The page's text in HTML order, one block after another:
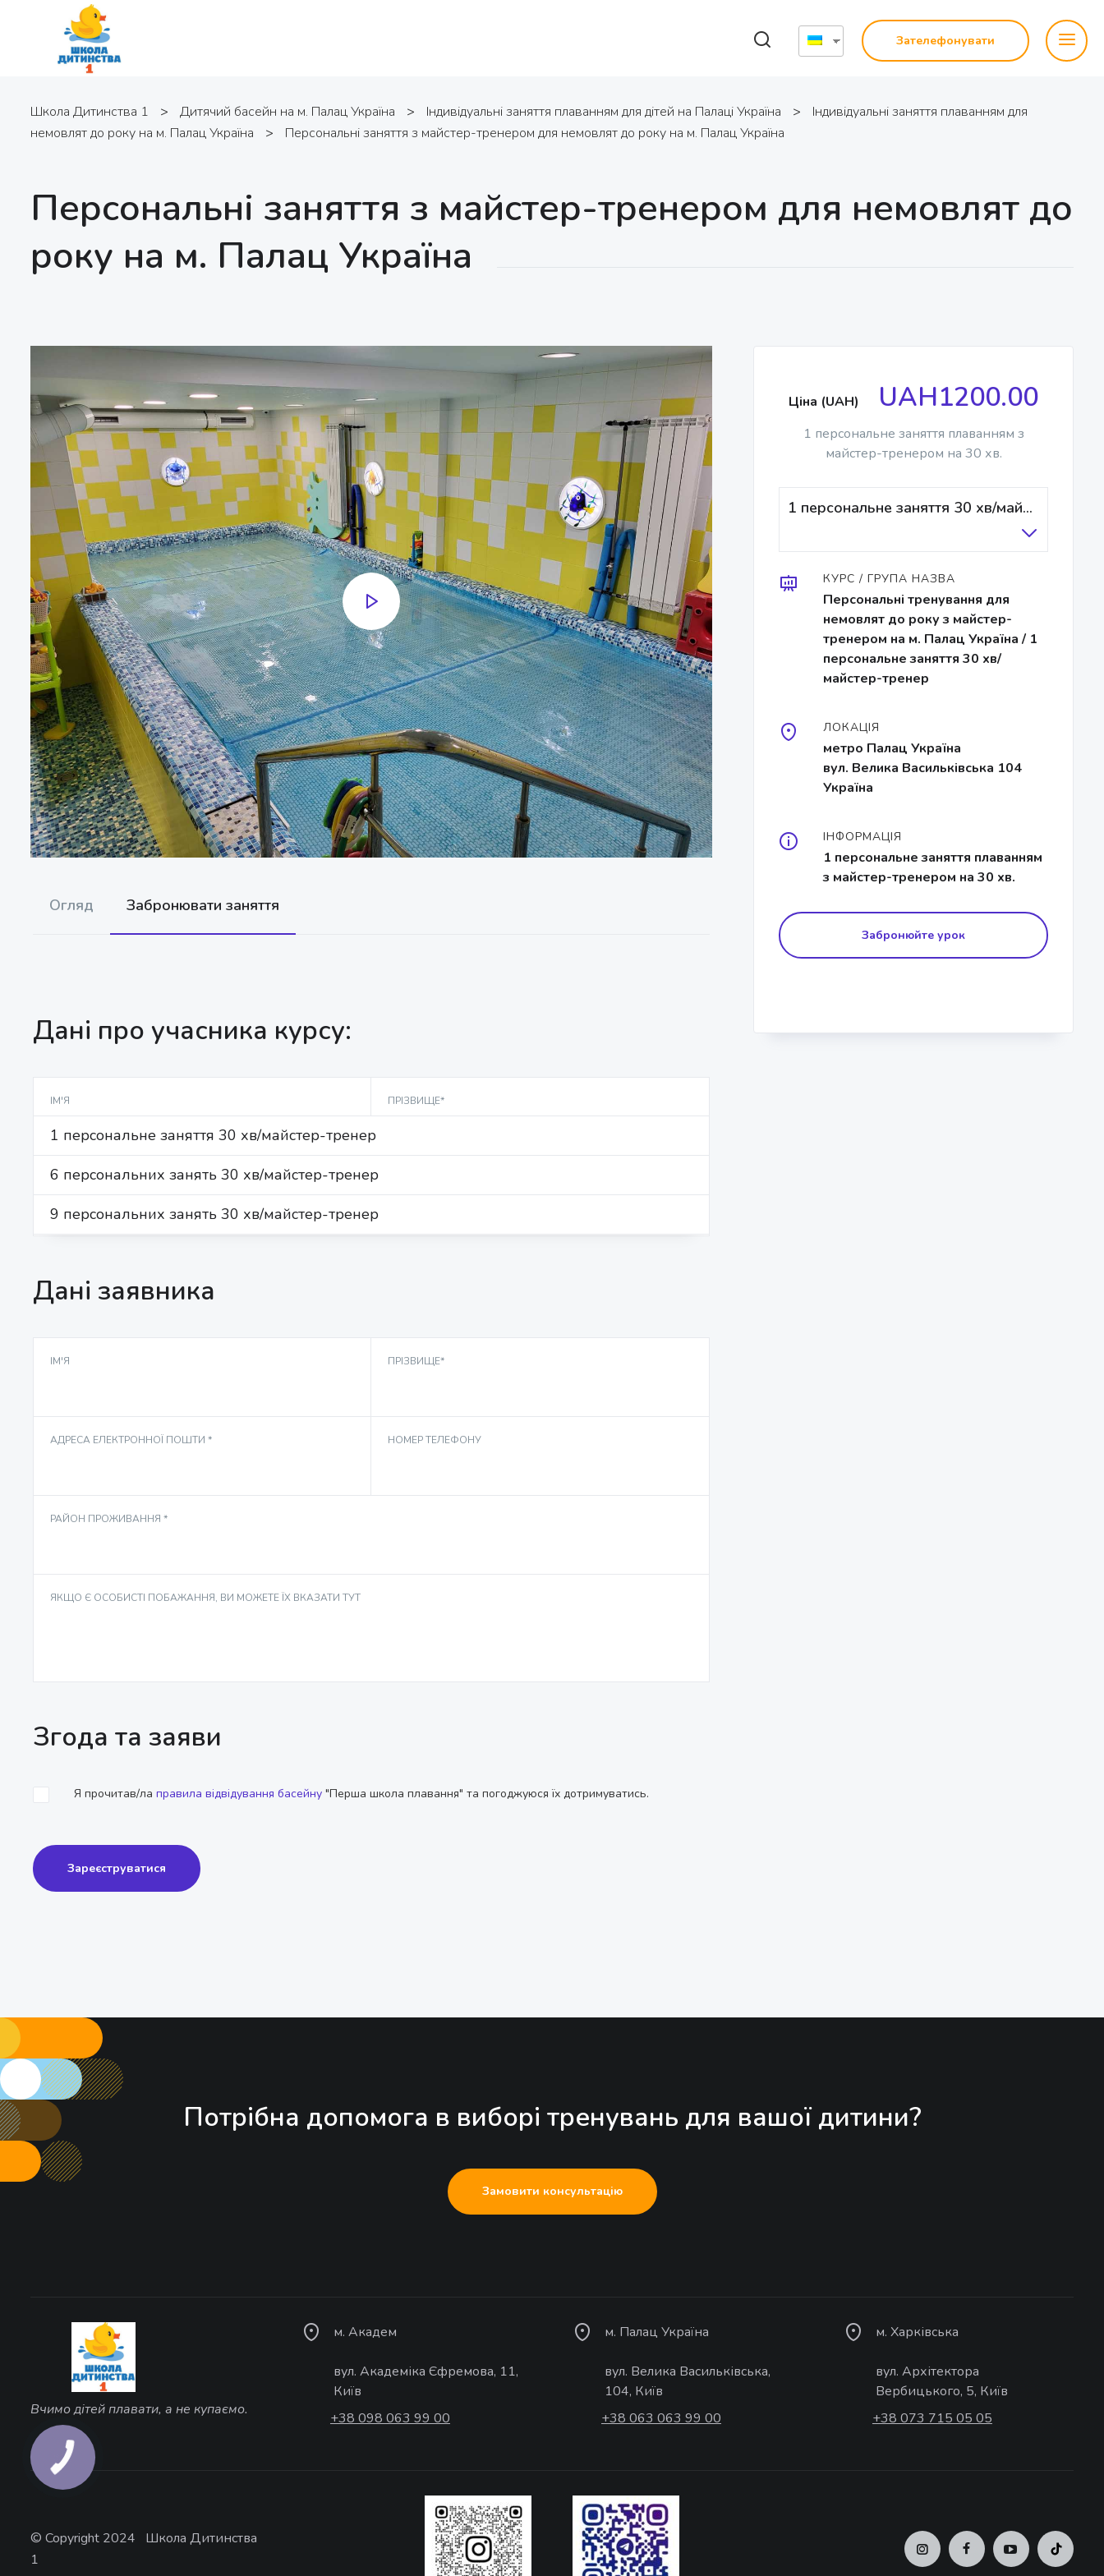
Зателефонувати
Школа Дитинства 1 > Дитячий басейн на м. Палац Україна > Індивідуальні заняття плаванням для дітей на Палаці Україна >
Індивідуальні заняття плаванням для
немовлят до року на м. Палац Україна
> Персональні заняття з майстер-тренером для немовлят до року на м. Палац Україна
Персональні заняття з майстер-тренером для немовлят до
року на м. Палац Україна
Огляд Забронювати заняття
Дані про учасника курсу:
ІМ'Я ПРІЗВИЩЕ*
НОВИЙ АБО ПОСТІЙНИЙ КЛІЄНТ? *
Новий
Дані заявника
ІМ'Я ПРІЗВИЩЕ*
АДРЕСА ЕЛЕКТРОННОЇ ПОШТИ * НОМЕР ТЕЛЕФОНУ
РАЙОН ПРОЖИВАННЯ *
ЯКЩО Є ОСОБИСТІ ПОБАЖАННЯ, ВИ МОЖЕТЕ ЇХ ВКАЗАТИ ТУТ
Згода та заяви
Я прочитав/лаправила відвідування басейну "Перша школа плавання" та погоджуюся їх дотримуватись.
Зареєструватися
Ціна (UAH) UAH1200.00
1 персональне заняття плаванням з
майстер-тренером на 30 хв.
1 персональне заняття 30 хв/майстер-тренер
КУРС / ГРУПА НАЗВА
Персональні тренування для
немовлят до року з майстер-
тренером на м. Палац Україна / 1
персональне заняття 30 хв/
майстер-тренер
ЛОКАЦІЯ
метро Палац Україна
вул. Велика Васильківська 104
Україна
ІНФОРМАЦІЯ
1 персональне заняття плаванням
з майстер-тренером на 30 хв.
Забронюйте урок
1 персональне заняття 30 хв/майстер-тренер
6 персональних занять 30 хв/майстер-тренер
9 персональних занять 30 хв/майстер-тренер
Потрібна допомога в виборі тренувань для вашої дитини?
Замовити консультацію
Вчимо дітей плавати, а не купаємо.
м. Академ
вул. Академіка Єфремова, 11,
Київ
+38 098 063 99 00
м. Палац Україна
вул. Велика Васильківська,
104, Київ
+38 063 063 99 00
м. Харківська
вул. Архітектора
Вербицького, 5, Київ
+38 073 715 05 05
© Copyright 2024 Школа Дитинства
1